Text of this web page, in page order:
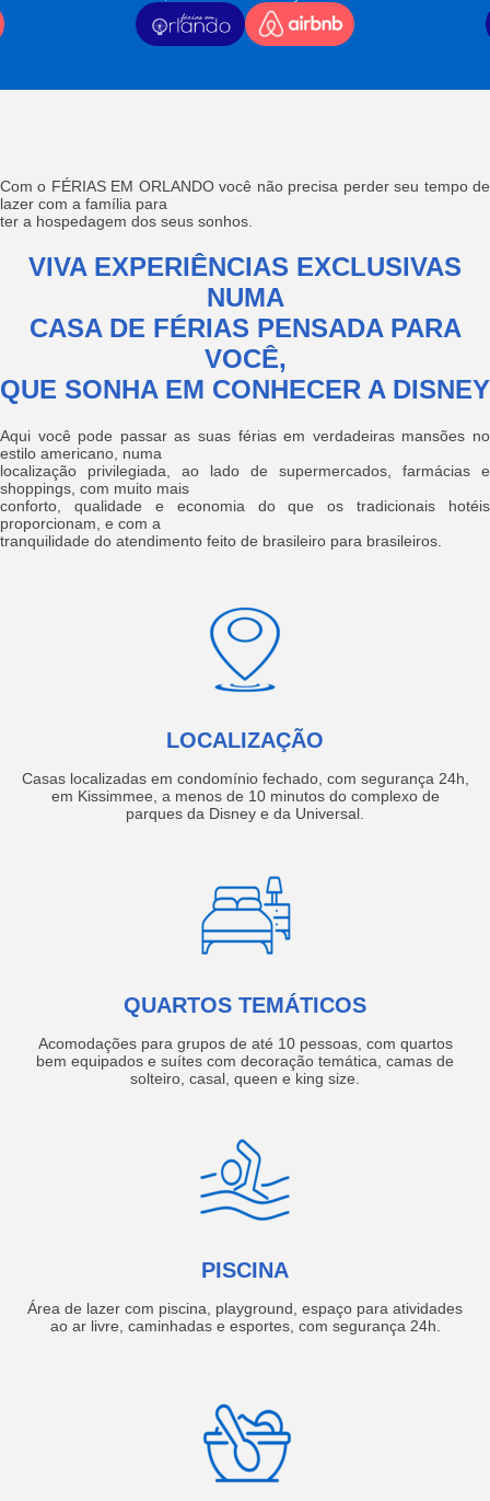
Com o FÉRIAS EM ORLANDO você não precisa perder seu tempo de
lazer com a família para
ter a hospedagem dos seus sonhos.
VIVA EXPERIÊNCIAS EXCLUSIVAS
NUMA
CASA DE FÉRIAS PENSADA PARA
VOCÊ,
QUE SONHA EM CONHECER A DISNEY
Aqui você pode passar as suas férias em verdadeiras mansões no
estilo americano, numa
localização privilegiada, ao lado de supermercados, farmácias e
shoppings, com muito mais
conforto, qualidade e economia do que os tradicionais hotéis
proporcionam, e com a
tranquilidade do atendimento feito de brasileiro para brasileiros.
LOCALIZAÇÃO
Casas localizadas em condomínio fechado, com segurança 24h,
em Kissimmee, a menos de 10 minutos do complexo de
parques da Disney e da Universal.
QUARTOS TEMÁTICOS
Acomodações para grupos de até 10 pessoas, com quartos
bem equipados e suítes com decoração temática, camas de
solteiro, casal, queen e king size.
PISCINA
Área de lazer com piscina, playground, espaço para atividades
ao ar livre, caminhadas e esportes, com segurança 24h.